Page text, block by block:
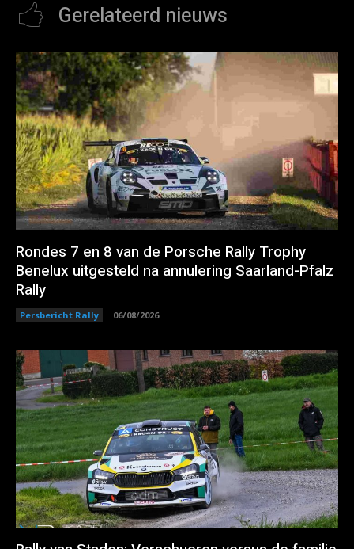
Gerelateerd nieuws
Rondes 7 en 8 van de Porsche Rally Trophy
Benelux uitgesteld na annulering Saarland-Pfalz
Rally
Persbericht Rally 06/08/2026